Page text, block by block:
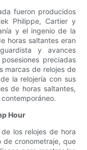
fueron producidos
Philippe, Cartier y
y el ingenio de la
horas saltantes eran
y avances
preciadas
marcas de relojes de
la relojería con sus
de horas saltantes,
Hour
los relojes de hora
de cronometraje, que